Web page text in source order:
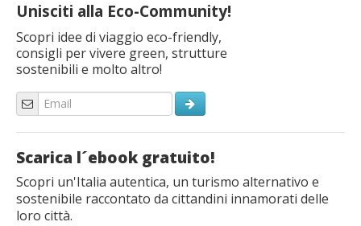
Unisciti alla Eco-Community!
Scopri idee di viaggio eco-friendly,
consigli per vivere green, strutture
sostenibili e molto altro!
Scarica l´ebook gratuito!
Scopri un'Italia autentica, un turismo alternativo e
sostenibile raccontato da cittandini innamorati delle
loro città.